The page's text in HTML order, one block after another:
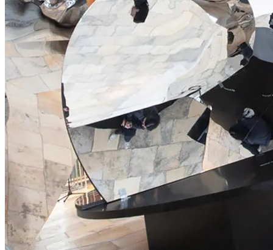
wurde. Hubert Looser lebt mit seiner Kunst, arrangiert sie museal
in den privaten Räumen seines Hauses am Zürichberg. Seine
Passion zur Kunst möchte er in Zukunft mit der Öffentlichkeit
teilen. Nach Beendigung seiner Sammlungstätigkeit überführt er
die Kunstwerke nun ins Museum und zeigt sie an
unterschiedlichen Ausstellungsorten zu bestimmten Themen mit
verschiedenen Schwerpunkten.
Kurator: Florian Steininger
Mit Werken von
Magdalena Abakanowicz, Jean-Charles Blais, Serge Brignoni,
Antony Caro, Lawrence Carroll, Eduardo Chillida, Le Corbusier,
Martin Disler, Arshile Gorky, Philip Guston, Roni Horn, Jasper
Johns, Ellsworth Kelly, Yves Klein, Lenz Klotz, Willem de
Kooning, Catherine Lee, Sol LeWitt, Brice Marden, Agnes
Martin, Henri Matisse, Meret Oppenheim, A.R. Penck, Giuseppe
Penone, Pablo Picasso, Walter Pichler, Arnulf Rainer, Mimmo
Rotella, Dieter Roth, Sean Scully, Kurt Seligmann, Richard Serra,
David Smith, Louis Soutter, Sophie Taeuber-Arp, Al Taylor,
André Thomkins, Richard Tuttle, Cy Twombly, Bernar Venet,
Fabienne Verdier, Andy Warhol und Hugo Weber.